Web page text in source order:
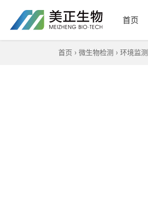
首页
首页 › 微生物检测 › 环境监测